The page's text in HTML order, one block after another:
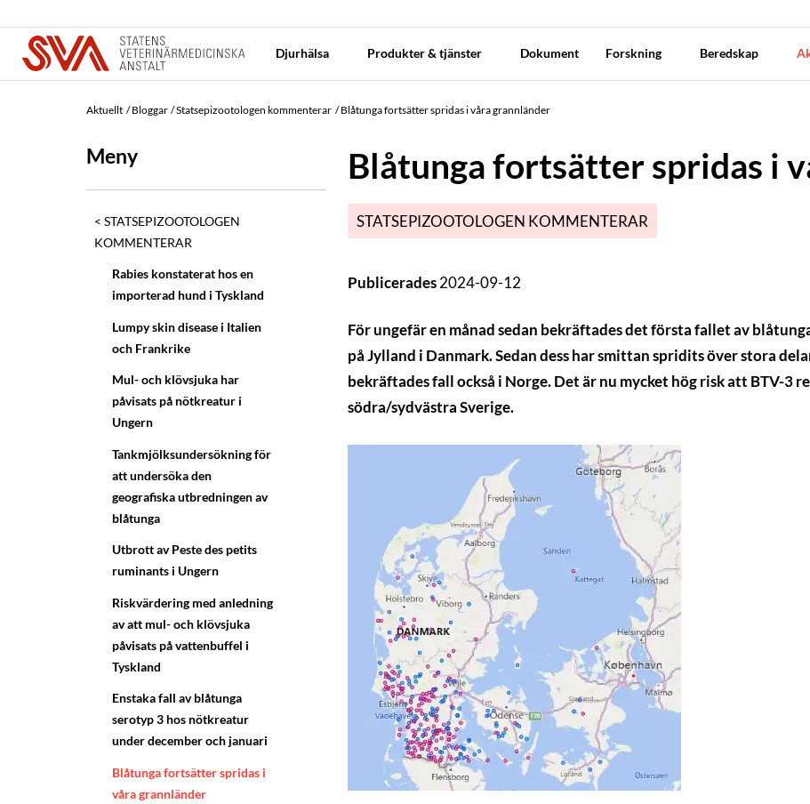
Djurhälsa Produkter & tjänster Dokument Forskning Beredskap
Aktuellt Bloggar Statsepizootologen kommenterar Blåtunga fortsätter spridas i våra grannländer
Meny
STATSEPIZOOTOLOGEN
KOMMENTERAR
Rabies konstaterat hos en
importerad hund i Tyskland
Lumpy skin disease i Italien
och Frankrike
Mul- och klövsjuka har
påvisats på nötkreatur i
Ungern
Tankmjölksundersökning för
att undersöka den
geografiska utbredningen av
blåtunga
Utbrott av Peste des petits
ruminants i Ungern
Riskvärdering med anledning
av att mul- och klövsjuka
påvisats på vattenbuffel i
Tyskland
Enstaka fall av blåtunga
serotyp 3 hos nötkreatur
under december och januari
Blåtunga fortsätter spridas i
våra grannländer
Blåtunga fortsätter spridas i
STATSEPIZOOTOLOGEN KOMMENTERAR
Publicerades2024-09-12
För ungefär en månad sedan bekräftades det första fallet av
på Jylland i Danmark. Sedan dess har smittan spridits över stora
bekräftades fall också i Norge. Det är nu mycket hög risk att BTV-3
södra/sydvästra Sverige.